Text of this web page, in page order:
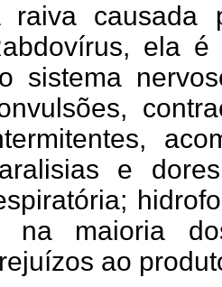
raiva causada
ela é
sistema
e
na maioria
ao